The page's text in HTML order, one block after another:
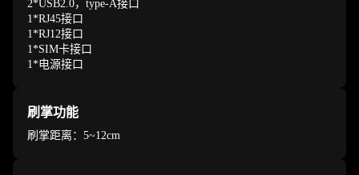
2*USB2.0，type-A接口
1*RJ45接口
1*RJ12接口
1*SIM卡接口
1*电源接口
刷掌功能
刷掌距离：5~12cm